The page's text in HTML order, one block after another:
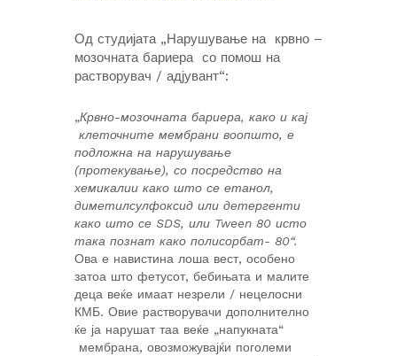
Од студијата „Нарушување на крвно –
мозочната бариера со помош на
растворувач / адјувант“:
„Крвно-мозочната бариера, како и кај
клеточните мембрани воопшто, е
подложна на нарушување
(протекување), со посредство на
хемикалии како што се етанол,
диметилсулфоксид или детергенти
како што се SDS, или Tween 80 исто
така познат како полисорбат- 80“.
Ова е навистина лоша вест, особено
затоа што фетусот, бебињата и малите
деца веќе имаат незрели / нецелосни
КМБ. Овие растворувачи дополнително
ќе ја нарушат таа веќе „напукната“
мембрана, овозможувајќи поголеми